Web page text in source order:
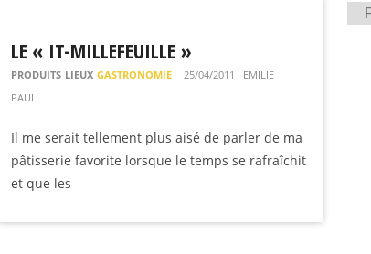
LE « IT-MILLEFEUILLE »
PRODUITS LIEUX GASTRONOMIE 25/04/2011
EMILIE
PAUL
Il me serait tellement plus aisé de parler de ma
pâtisserie favorite lorsque le temps se rafraîchit
et que les